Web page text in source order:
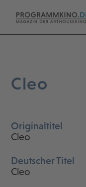
Cleo
Originaltitel
Cleo
Deutscher Titel
Cleo